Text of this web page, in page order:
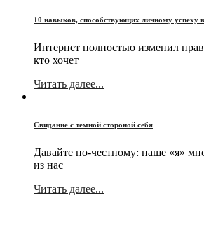
10 навыков, способствующих личному успеху в
Интернет полностью изменил
кто хочет
Читать далее...
Свидание с темной стороной себя
Давайте по-честному: наше «я»
из нас
Читать далее...